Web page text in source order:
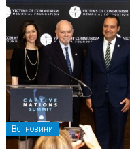
Всі новини